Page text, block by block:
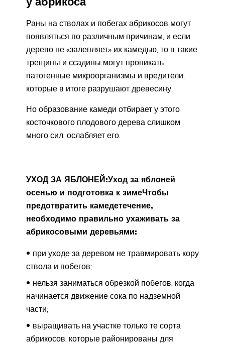
Раны на стволах и побегах абрикосов могут
появляться по различным причинам, и если
дерево не «залепляет» их камедью, то в такие
трещины и ссадины могут проникать
патогенные микроорганизмы и вредители,
которые в итоге разрушают древесину.
Но образование камеди отбирает у этого
косточкового плодового дерева слишком
много сил, ослабляет его.
УХОД ЗА ЯБЛОНЕЙ:Уход за яблоней
осенью и подготовка к зимеЧтобы
предотвратить камедетечение,
необходимо правильно ухаживать за
абрикосовыми деревьями:
при уходе за деревом не травмировать кору
ствола и побегов;
нельзя заниматься обрезкой побегов, когда
начинается движение сока по надземной
части;
выращивать на участке только те сорта
абрикосов, которые районированы для